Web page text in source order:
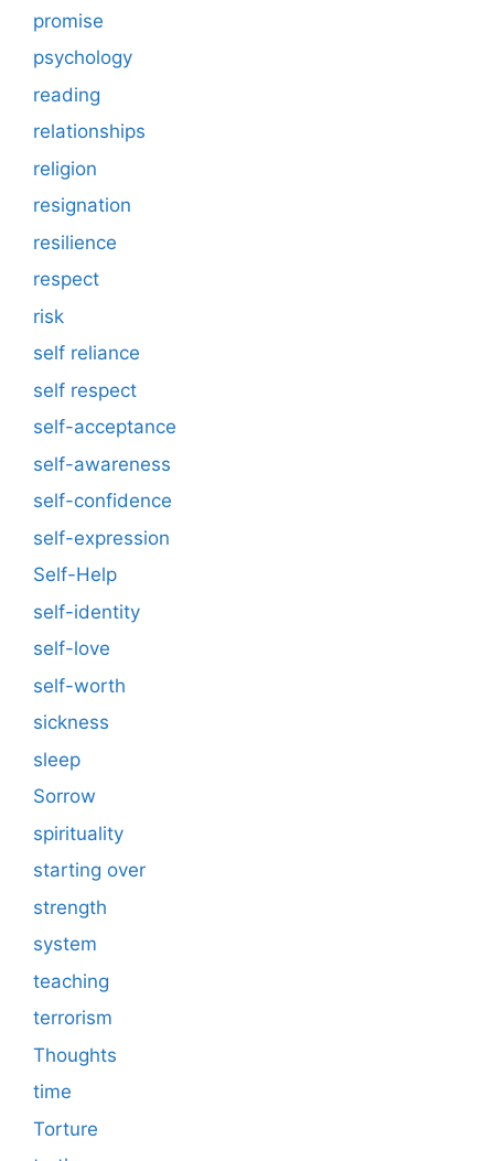
promise
psychology
reading
relationships
religion
resignation
resilience
respect
risk
self reliance
self respect
self-acceptance
self-awareness
self-confidence
self-expression
Self-Help
self-identity
self-love
self-worth
sickness
sleep
Sorrow
spirituality
starting over
strength
system
teaching
terrorism
Thoughts
time
Torture